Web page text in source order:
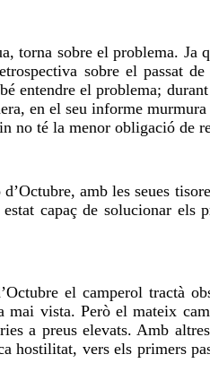
torna sobre el problema.
sobre el passat
entendre el problema;
en el seu informe
no té la menor obligació de
amb les seues
capaç de solucionar els
el camperol tractà
vista. Però el mateix
a preus elevats. Amb
hostilitat, vers els primers